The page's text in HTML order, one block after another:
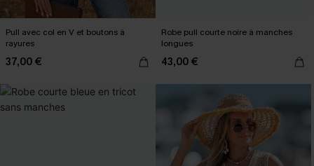
Pull avec col en V et boutons à
rayures
37,00 €
Robe pull courte noire à manches
longues
43,00 €